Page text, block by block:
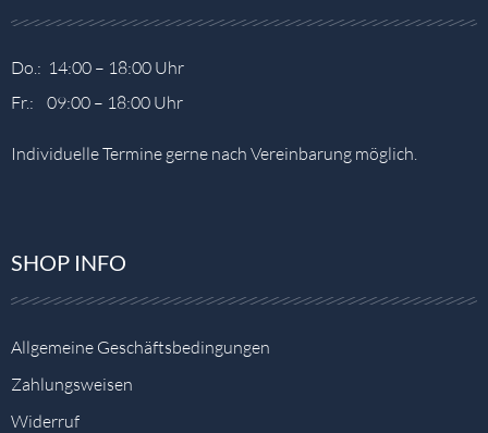
Do.: 14:00 – 18:00 Uhr
Fr.: 09:00 – 18:00 Uhr
Individuelle Termine gerne nach Vereinbarung möglich.
SHOP INFO
Allgemeine Geschäftsbedingungen
Zahlungsweisen
Widerruf